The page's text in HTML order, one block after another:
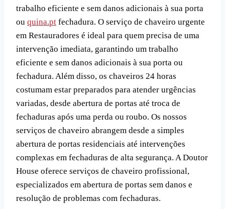
trabalho eficiente e sem danos adicionais à sua porta
ou quina.pt fechadura. O serviço de chaveiro urgente
em Restauradores é ideal para quem precisa de uma
intervenção imediata, garantindo um trabalho
eficiente e sem danos adicionais à sua porta ou
fechadura. Além disso, os chaveiros 24 horas
costumam estar preparados para atender urgências
variadas, desde abertura de portas até troca de
fechaduras após uma perda ou roubo. Os nossos
serviços de chaveiro abrangem desde a simples
abertura de portas residenciais até intervenções
complexas em fechaduras de alta segurança. A Doutor
House oferece serviços de chaveiro profissional,
especializados em abertura de portas sem danos e
resolução de problemas com fechaduras.